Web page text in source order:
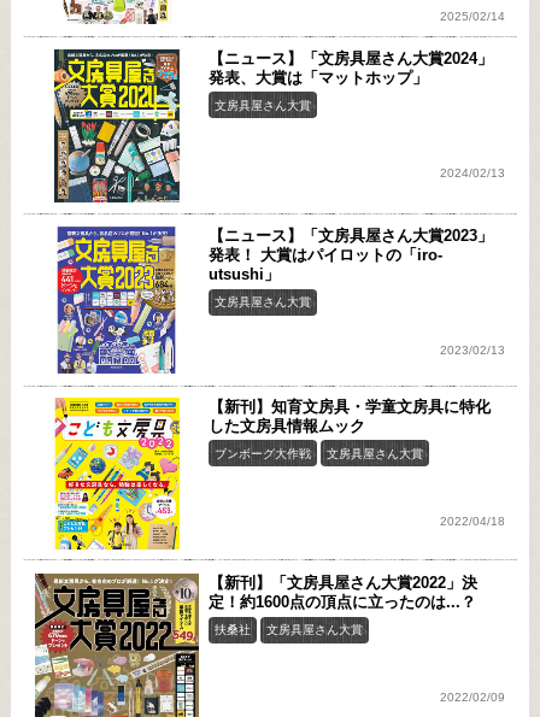
2025/02/14
【ニュース】「文房具屋さん大賞2024」
発表、大賞は「マットホップ」
文房具屋さん大賞
2024/02/13
【ニュース】「文房具屋さん大賞2023」
発表！ 大賞はパイロットの「iro-
utsushi」
文房具屋さん大賞
2023/02/13
【新刊】知育文房具・学童文房具に特化
した文房具情報ムック
ブンボーグ大作戦 文房具屋さん大賞
2022/04/18
【新刊】「文房具屋さん大賞2022」決
定！約1600点の頂点に立ったのは...？
扶桑社 文房具屋さん大賞
2022/02/09